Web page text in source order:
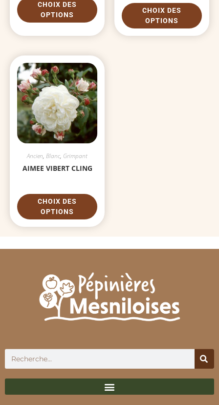
CHOIX DES
OPTIONS
CHOIX DES
OPTIONS
Ancien, Blanc, Grimpant
AIMEE VIBERT CLING
CHOIX DES
OPTIONS